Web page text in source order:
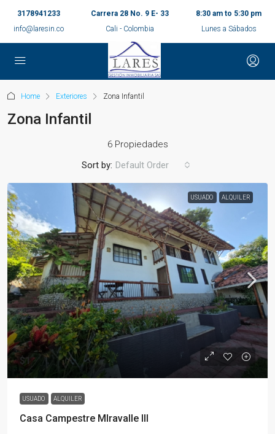
3178941233
info@laresin.co
Carrera 28 No. 9 E- 33
Cali - Colombia
8:30 am to 5:30 pm
Lunes a Sábados
Home Exteriores Zona Infantil
Zona Infantil
6 Propiedades
Sort by: Default Order
USUADO ALQUILER
$1
USUADO ALQUILER
Casa Campestre MIravalle III